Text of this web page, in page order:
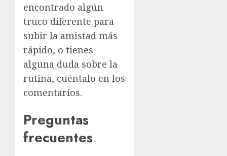
encontrado algún
truco diferente para
subir la amistad más
rápido, o tienes
alguna duda sobre la
rutina, cuéntalo en los
comentarios.
Preguntas
frecuentes